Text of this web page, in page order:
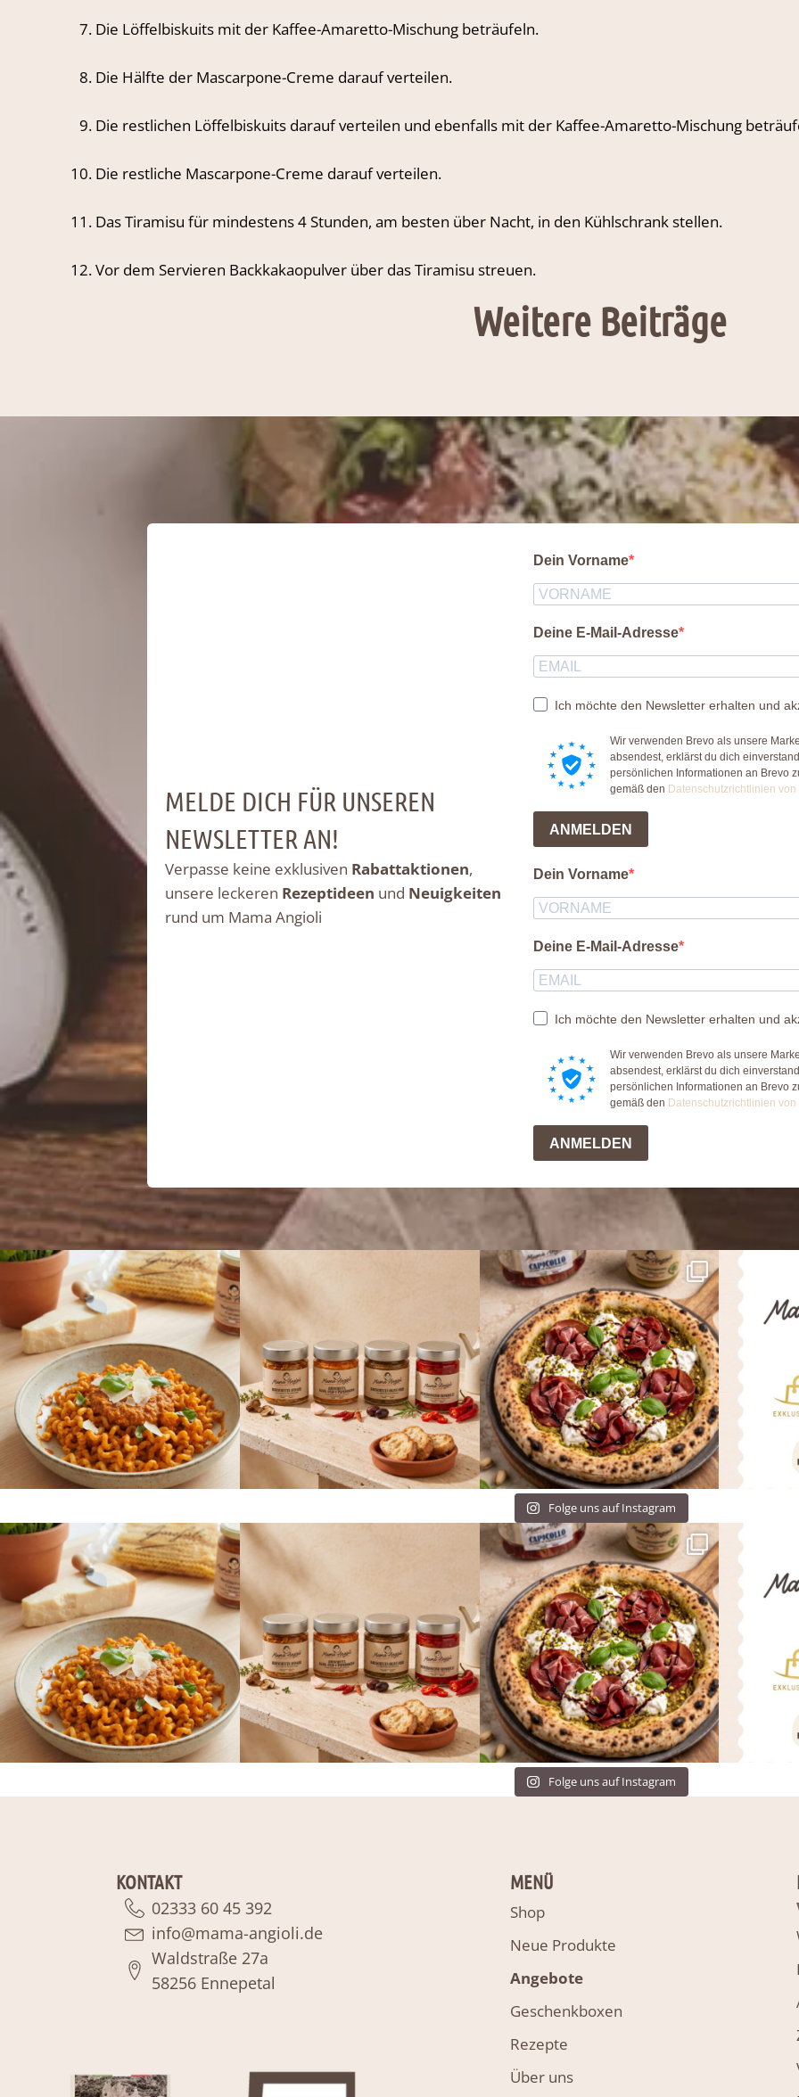
Die Löffelbiskuits mit der Kaffee-Amaretto-Mischung beträufeln.
Die Hälfte der Mascarpone-Creme darauf verteilen.
Die restlichen Löffelbiskuits darauf verteilen und ebenfalls mit der Kaffee-Amaretto-Mischung
Die restliche Mascarpone-Creme darauf verteilen.
Das Tiramisu für mindestens 4 Stunden, am besten über Nacht, in den Kühlschrank stellen.
Vor dem Servieren Backkakaopulver über das Tiramisu streuen.
Weitere Beiträge
MELDE DICH FÜR UNSEREN
NEWSLETTER AN!
Verpasse keine exklusiven Rabattaktionen,
unsere leckeren Rezeptideen und Neuigkeiten
rund um Mama Angioli
Dein Vorname
Deine E-Mail-Adresse
Ich möchte den Newsletter erhalten und
Wir verwenden Brevo als unsere
absendest, erklärst du dich
persönlichen Informationen an Brevo
gemäß den Datenschutzrichtlinien von
ANMELDEN
Dein Vorname
Deine E-Mail-Adresse
Ich möchte den Newsletter erhalten und
Wir verwenden Brevo als unsere
absendest, erklärst du dich
persönlichen Informationen an Brevo
gemäß den Datenschutzrichtlinien von
ANMELDEN
Folge uns auf Instagram
Folge uns auf Instagram
KONTAKT
02333 60 45 392
info@mama-angioli.de
Waldstraße 27a
58256 Ennepetal
MENÜ
Shop
Neue Produkte
Angebote
Geschenkboxen
Rezepte
Über uns